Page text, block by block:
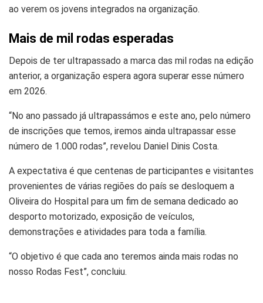
ao verem os jovens integrados na organização.
Mais de mil rodas esperadas
Depois de ter ultrapassado a marca das mil rodas na edição
anterior, a organização espera agora superar esse número
em 2026.
“No ano passado já ultrapassámos e este ano, pelo número
de inscrições que temos, iremos ainda ultrapassar esse
número de 1.000 rodas”, revelou Daniel Dinis Costa.
A expectativa é que centenas de participantes e visitantes
provenientes de várias regiões do país se desloquem a
Oliveira do Hospital para um fim de semana dedicado ao
desporto motorizado, exposição de veículos,
demonstrações e atividades para toda a família.
“O objetivo é que cada ano teremos ainda mais rodas no
nosso Rodas Fest”, concluiu.